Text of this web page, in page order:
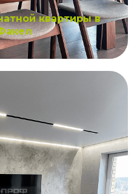
квартиры в